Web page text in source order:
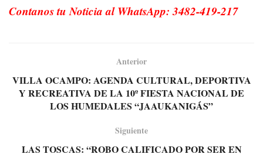
Contanos tu Noticia al WhatsApp: 3482-419-217
Anterior
VILLA OCAMPO: AGENDA CULTURAL, DEPORTIVA
Y RECREATIVA DE LA 10º FIESTA NACIONAL DE
LOS HUMEDALES “JAAUKANIGÁS”
Siguiente
LAS TOSCAS: “ROBO CALIFICADO POR SER EN